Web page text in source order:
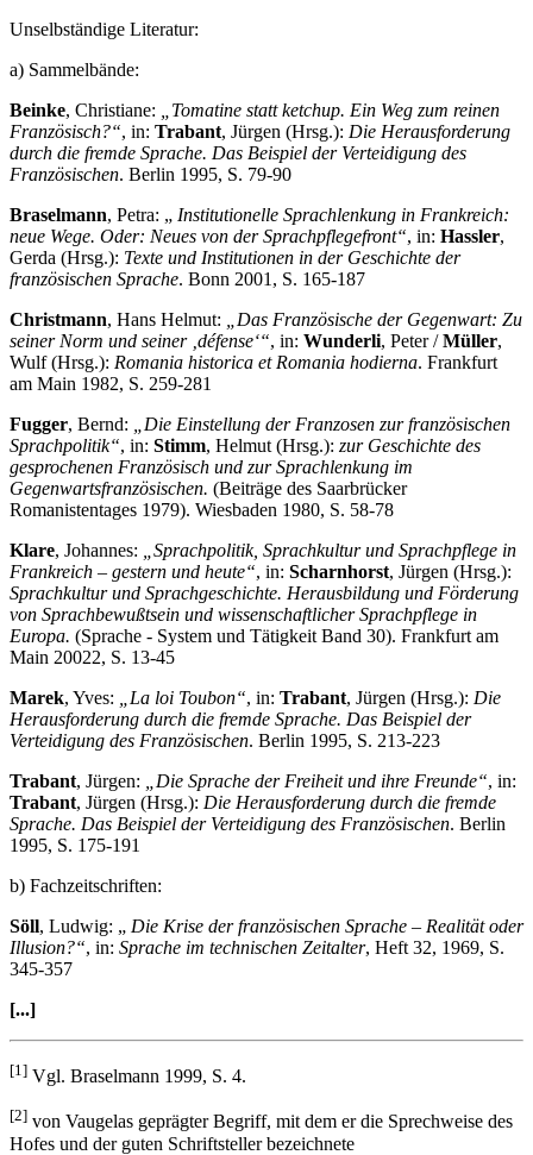
Unselbständige Literatur:
a) Sammelbände:
Beinke, Christiane:
„Tomatine statt ketchup. Ein Weg zum reinen
Französisch?“, in: Trabant, Jürgen (Hrsg.): Die Herausforderung
durch die fremde Sprache. Das Beispiel der Verteidigung des
Französischen. Berlin 1995, S. 79-90
Braselmann, Petra: „ Institutionelle Sprachlenkung in Frankreich:
neue Wege. Oder: Neues von der Sprachpflegefront“, in: Hassler,
Gerda (Hrsg.): Texte und Institutionen in der Geschichte der
französischen Sprache. Bonn 2001, S. 165-187
Christmann, Hans Helmut:
„Das Französische der Gegenwart: Zu
seiner Norm und seiner ‚défense‘“, in: Wunderli, Peter /Müller,
Wulf (Hrsg.): Romania historica et Romania hodierna. Frankfurt
am Main 1982, S. 259-281
Fugger, Bernd:
„Die Einstellung der Franzosen zur französischen
Sprachpolitik“, in: Stimm, Helmut (Hrsg.): zur Geschichte des
gesprochenen Französisch und zur Sprachlenkung im
Gegenwartsfranzösischen. (Beiträge des Saarbrücker
Romanistentages 1979). Wiesbaden 1980, S. 58-78
Klare, Johannes:
„Sprachpolitik, Sprachkultur und Sprachpflege in
Frankreich – gestern und heute“, in: Scharnhorst, Jürgen (Hrsg.):
Sprachkultur und Sprachgeschichte. Herausbildung und Förderung
von Sprachbewußtsein und wissenschaftlicher Sprachpflege in
Europa. (Sprache - System und Tätigkeit Band 30). Frankfurt am
Main 20022, S. 13-45
Marek, Yves: „La loi Toubon“, in: Trabant, Jürgen (Hrsg.): Die
Herausforderung durch die fremde Sprache. Das Beispiel der
Verteidigung des Französischen. Berlin 1995, S. 213-223
Trabant, Jürgen: „Die Sprache der Freiheit und ihre Freunde“, in:
Trabant, Jürgen (Hrsg.): Die Herausforderung durch die fremde
Sprache. Das Beispiel der Verteidigung des Französischen. Berlin
1995, S. 175-191
b) Fachzeitschriften:
Söll, Ludwig: „ Die Krise der französischen Sprache – Realität oder
Illusion?“, in: Sprache im technischen Zeitalter, Heft 32, 1969, S.
345-357
[...]
[1] Vgl. Braselmann 1999, S. 4.
[2] von Vaugelas geprägter Begriff, mit dem er die Sprechweise des
Hofes und der guten Schriftsteller bezeichnete